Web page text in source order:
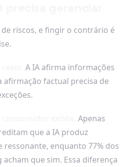
riscos, e fingir o contrário é
A IA afirma informações
afirmação factual precisa de
Apenas
que a IA produz
enquanto 77% dos
que sim. Essa diferença